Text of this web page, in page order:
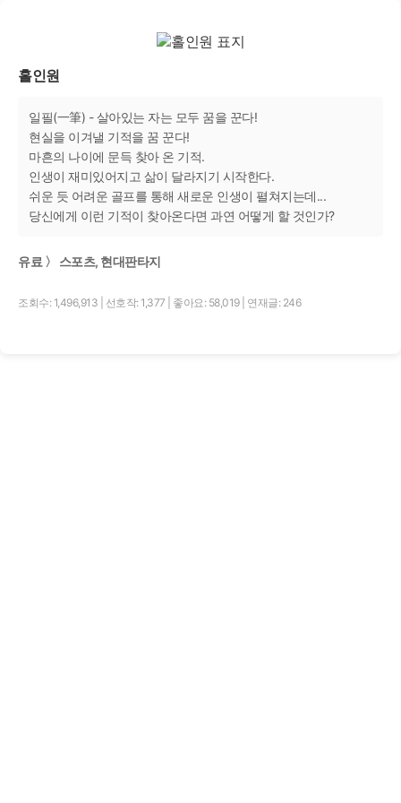
홀인원
일필(一筆) - 살아있는 자는 모두 꿈을 꾼다!
현실을 이겨낼 기적을 꿈 꾼다!
마흔의 나이에 문득 찾아 온 기적.
인생이 재미있어지고 삶이 달라지기 시작한다.
쉬운 듯 어려운 골프를 통해 새로운 인생이 펼쳐지는데...
당신에게 이런 기적이 찾아온다면 과연 어떻게 할 것인가?
유료 〉 스포츠, 현대판타지
조회수: 1,496,913 선호작: 1,377 좋아요: 58,019 연재글: 246